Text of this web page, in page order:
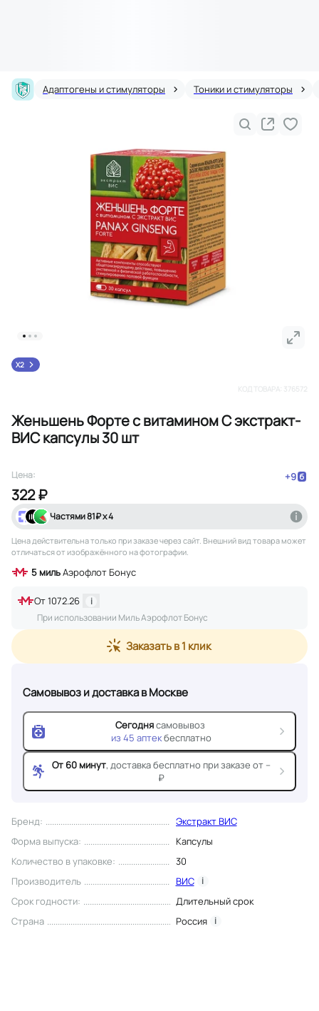
Адаптогены и стимуляторы Тоники и стимуляторы
Женьшень Форте с витамином С экстракт-
ВИС капсулы 30 шт
X2
Бренд:
Экстракт ВИС
Форма выпуска:
Капсулы
Количество в упаковке:
30
Производитель
ВИС i
Срок годности:
Длительный срок
Страна
Россия i
Цена: +9
322 ₽
Частями81₽ х 4
Цена действительна только при заказе через сайт. Внешний вид товара может
отличаться от изображённого на фотографии.
5 мильАэрофлот Бонус
От1072.26
i
При использовании Миль Аэрофлот Бонус
Заказать в 1 клик
Самовывоз и доставкав Москве
Сегоднясамовывоз
из 45 аптекбесплатно
От 60 минут, доставкабесплатно при заказе от --
₽